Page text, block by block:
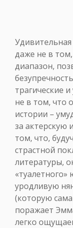
даже не в
диапазон,
трагические
не в том, что
истории –
за актерскую
том, что,
страстной
литературы,
уродливую
(которую
поражает
легко